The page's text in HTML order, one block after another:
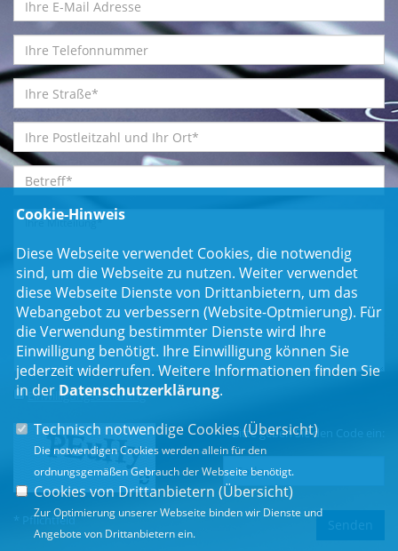
Einwilligungserklärung*
Bitte geben Sie den Code ein:
* Pflichtfeld
Cookie-Hinweis
Diese Webseite verwendet Cookies, die notwendig
sind, um die Webseite zu nutzen. Weiter verwendet
diese Webseite Dienste von Drittanbietern, um das
Webangebot zu verbessern (Website-Optmierung). Für
die Verwendung bestimmter Dienste wird Ihre
Einwilligung benötigt. Ihre Einwilligung können Sie
jederzeit widerrufen. Weitere Informationen finden Sie
in der Datenschutzerklärung.
Technisch notwendige Cookies (Übersicht)
Die notwendigen Cookies werden allein für den
ordnungsgemäßen Gebrauch der Webseite benötigt.
Cookies von Drittanbietern (Übersicht)
Zur Optimierung unserer Webseite binden wir Dienste und
Angebote von Drittanbietern ein.